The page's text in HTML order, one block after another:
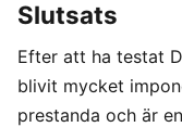
Slutsats
Efter att ha testat
blivit mycket
prestanda och är